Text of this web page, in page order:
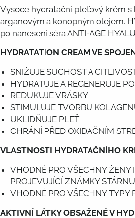
Vysoce hydratační pleťový krém
arganovým a konopným olejem.
po nanesení séra ANTI-AGE
HYDRATATION CREAM VE
SNIŽUJE SUCHOST A
HYDRATUJE A REGENERUJE
REDUKUJE VRÁSKY
STIMULUJE TVORBU
UKLIDŇUJE PLEŤ
CHRÁNÍ PŘED OXIDAČNÍM
VLASTNOSTI HYDRATAČNÍHO
VHODNÉ PRO VŠECHNY ŽENY
PROJEVUJÍCÍ ZNÁMKY
VHODNÉ PRO VŠECHNY TYPY
AKTIVNÍ LÁTKY OBSAŽENÉ V